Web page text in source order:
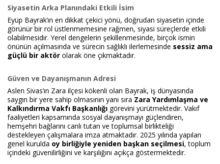
Siyasetin Arka Planındaki Etkili İsim
Eyüp Bayrak’ın en dikkat çekici yönü, doğrudan siyasetin içinde
görünür bir rol üstlenmemesine rağmen, siyasi süreçlerde etkili
olabilmesidir. Yerel dengelerin şekillenmesinde, birçok ismin
önünün açılmasında ve sürecin sağlıklı ilerlemesinde sessiz ama
güçlü bir aktör olarak öne çıkmaktadır.
Güven ve Dayanışmanın Adresi
Aslen Sivas’ın Zara ilçesi kökenli olan Bayrak, iş dünyasında
saygın bir yere sahip olmasının yanı sıra Zara Yardımlaşma ve
Kalkındırma Vakfı Başkanlığı görevini yürütmektedir. Vakıf
faaliyetleri kapsamında sosyal dayanışmayı güçlendiren,
hemşehri bağlarını canlı tutan ve toplumsal birlikteliği
destekleyen çalışmalara imza atmaktadır. 2025 yılında yapılan
genel kurulda oy birliğiyle yeniden başkan seçilmesi, toplum
içindeki güvenilirliğini ve karşılığını açıkça göstermektedir.